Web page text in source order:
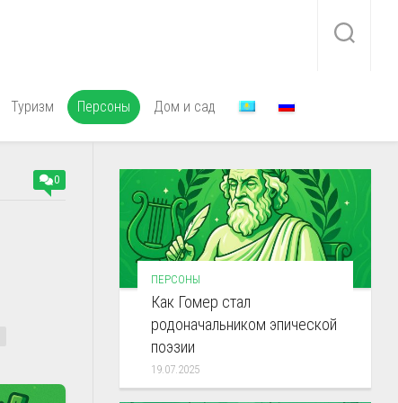
Туризм Персоны Дом и сад
0
ПЕРСОНЫ
Как Гомер стал
родоначальником эпической
поэзии
19.07.2025